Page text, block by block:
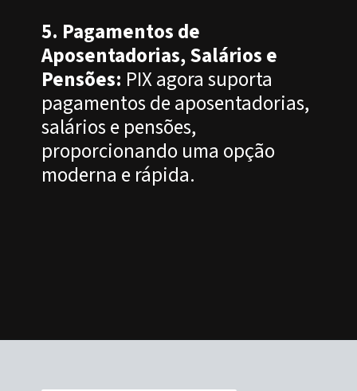
5. Pagamentos de
Aposentadorias, Salários e
Pensões: PIX agora suporta
pagamentos de aposentadorias,
salários e pensões,
proporcionando uma opção
moderna e rápida.